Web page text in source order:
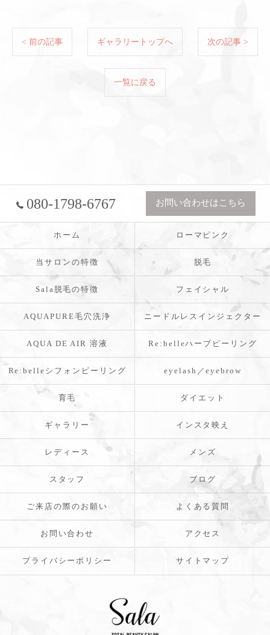
< 前の記事 ギャラリートップへ 次の記事 >
一覧に戻る
080-1798-6767 お問い合わせはこちら
ホーム ローマピンク
当サロンの特徴 脱毛
Sala脱毛の特徴 フェイシャル
AQUAPURE毛穴洗浄 ニードルレスインジェクター
AQUA DE AIR 溶液 Re:belleハーブピーリング
Re:belleシフォンピーリング eyelash／eyebrow
育毛 ダイエット
ギャラリー インスタ映え
レディース メンズ
スタッフ ブログ
ご来店の際のお願い よくある質問
お問い合わせ アクセス
プライバシーポリシー サイトマップ